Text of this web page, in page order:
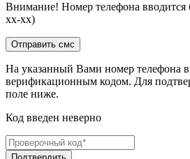
Внимание! Номер телефона вводится
хх-хх)
На указанный Вами номер телефона
верификационным кодом. Для
поле ниже.
Код введен неверно